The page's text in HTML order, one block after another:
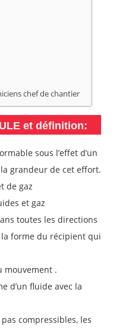
chef de chantier
et définition:
sous l’effet d’un
grandeur de cet effort.
de gaz
et gaz
toutes les directions
forme du récipient qui
mouvement .
d’un fluide avec la
compressibles, les